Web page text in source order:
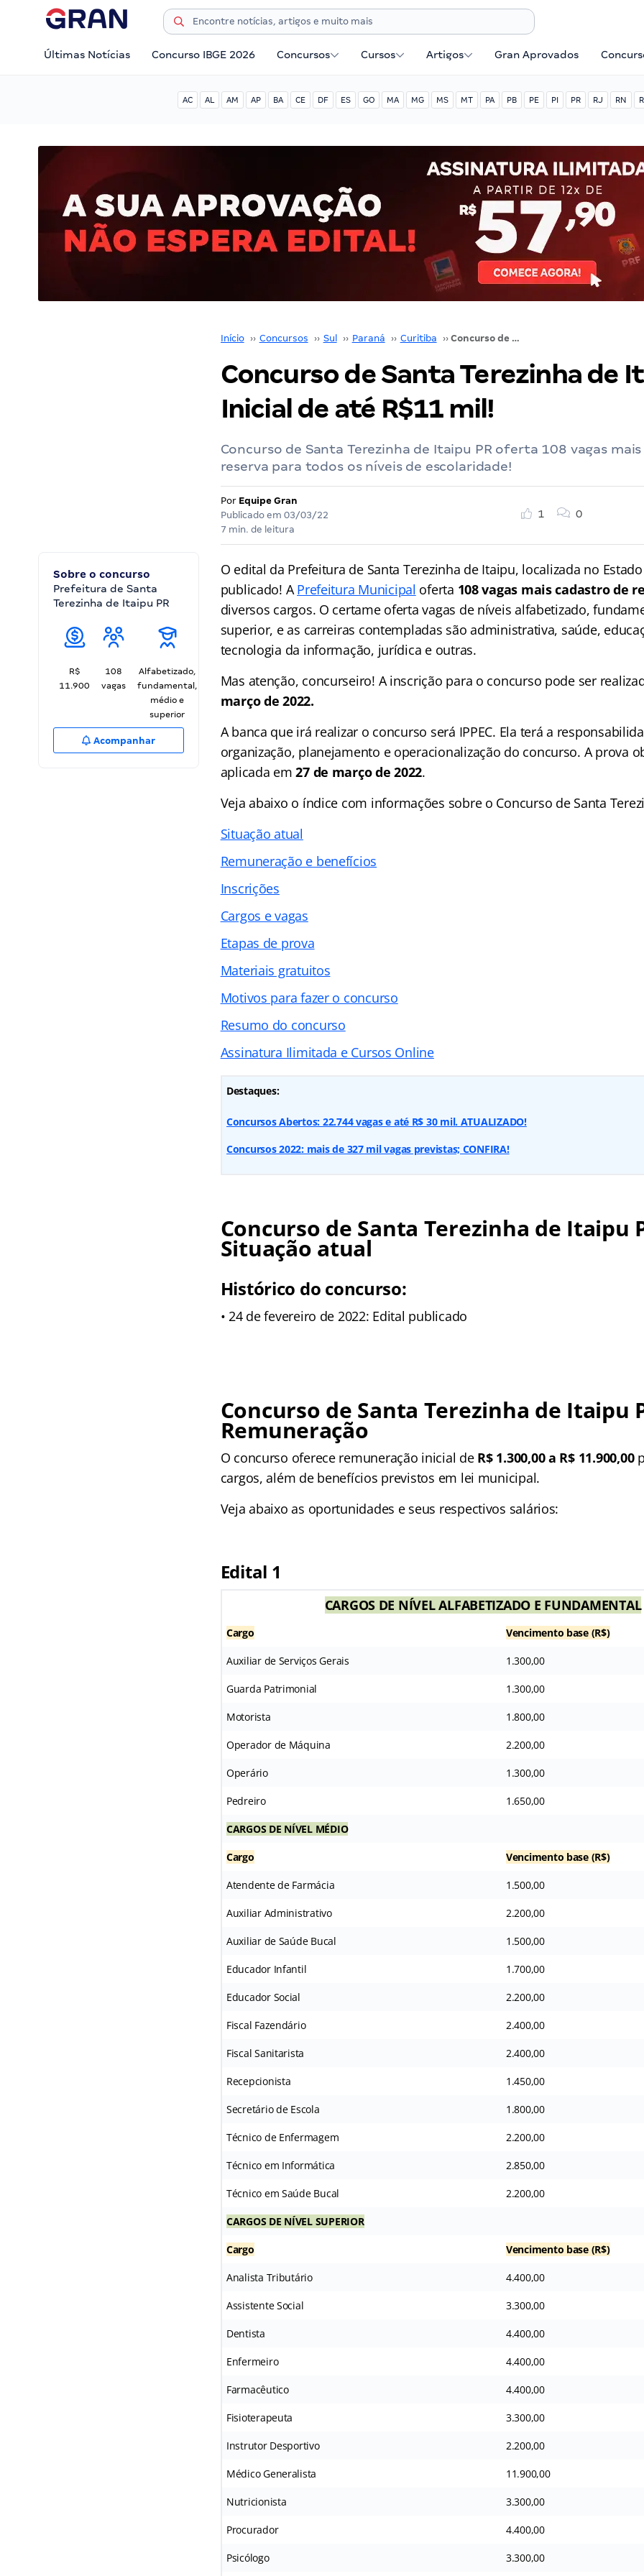
Últimas Notícias Concurso IBGE 2026 Concursos Cursos Artigos Gran Aprovados
AC AL AM AP BA CE DF ES GO MA MG MS MT PA PB PE PI PR RJ RN
Início ›› Concursos ›› Sul ›› Paraná ›› Curitiba ›› Concurso de Santa Terezinha de Itaipu PR: Inicial de até R$11 mil!
Concurso de Santa Terezinha de
Inicial de até R$11 mil!
Concurso de Santa Terezinha de Itaipu PR oferta 108 vagas
reserva para todos os níveis de escolaridade!
Por Equipe Gran
Publicado em 03/03/22
7 min. de leitura
1 0
Sobre o concurso
Prefeitura de Santa
Terezinha de Itaipu PR
R$
11.900
108
vagas
Alfabetizado,
fundamental,
médio e
superior
Acompanhar
O edital da Prefeitura de Santa Terezinha de Itaipu, localizada no
publicado! APrefeitura Municipal oferta 108 vagas mais cadastro de
diversos cargos. O certame oferta vagas de níveis alfabetizado,
superior, e as carreiras contempladas são administrativa, saúde,
tecnologia da informação, jurídica e outras.
Mas atenção, concurseiro! A inscrição para o concurso pode ser
março de 2022.
A banca que irá realizar o concurso será IPPEC. Ela terá a
organização, planejamento e operacionalização do concurso. A prova
aplicada em27 de março de 2022.
Veja abaixo o índice com informações sobre o Concurso de Santa
Situação atual
Remuneração e benefícios
Inscrições
Cargos e vagas
Etapas de prova
Materiais gratuitos
Motivos para fazer o concurso
Resumo do concurso
Assinatura Ilimitada e Cursos Online
Destaques:
Concursos Abertos: 22.744 vagas e até R$ 30 mil. ATUALIZADO!
Concursos 2022: mais de 327 mil vagas previstas; CONFIRA!
Concurso de Santa Terezinha de Itaipu
Situação atual
Histórico do concurso:
• 24 de fevereiro de 2022: Edital publicado
Concurso de Santa Terezinha de Itaipu
Remuneração
O concurso oferece remuneração inicial de R$ 1.300,00 a R$ 11.900,00
cargos, além de benefícios previstos em lei municipal.
Veja abaixo as oportunidades e seus respectivos salários:
Edital 1
CARGOS DE NÍVEL ALFABETIZADO E FUNDAMENTAL
Cargo Vencimento base (R$)
Auxiliar de Serviços Gerais 1.300,00
Guarda Patrimonial 1.300,00
Motorista 1.800,00
Operador de Máquina 2.200,00
Operário 1.300,00
Pedreiro 1.650,00
CARGOS DE NÍVEL MÉDIO
Cargo Vencimento base (R$)
Atendente de Farmácia 1.500,00
Auxiliar Administrativo 2.200,00
Auxiliar de Saúde Bucal 1.500,00
Educador Infantil 1.700,00
Educador Social 2.200,00
Fiscal Fazendário 2.400,00
Fiscal Sanitarista 2.400,00
Recepcionista 1.450,00
Secretário de Escola 1.800,00
Técnico de Enfermagem 2.200,00
Técnico em Informática 2.850,00
Técnico em Saúde Bucal 2.200,00
CARGOS DE NÍVEL SUPERIOR
Cargo Vencimento base (R$)
Analista Tributário 4.400,00
Assistente Social 3.300,00
Dentista 4.400,00
Enfermeiro 4.400,00
Farmacêutico 4.400,00
Fisioterapeuta 3.300,00
Instrutor Desportivo 2.200,00
Médico Generalista 11.900,00
Nutricionista 3.300,00
Procurador 4.400,00
Psicólogo 3.300,00